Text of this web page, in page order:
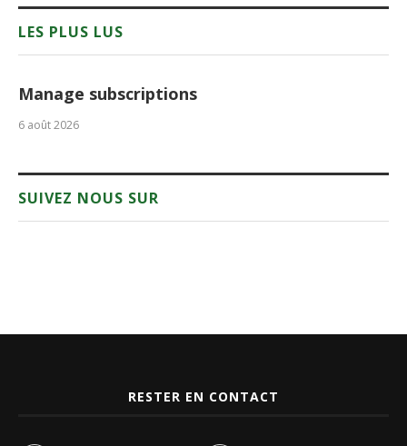
LES PLUS LUS
Manage subscriptions
6 août 2026
SUIVEZ NOUS SUR
RESTER EN CONTACT